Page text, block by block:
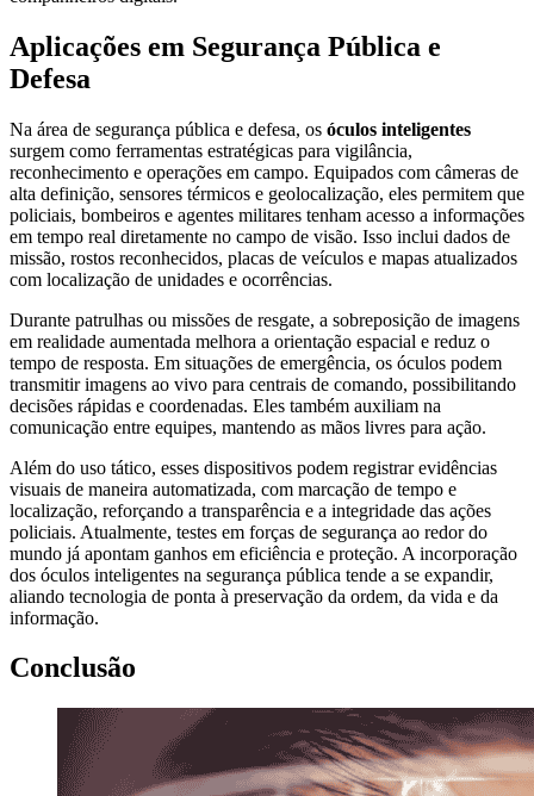
Aplicações em Segurança Pública e
Defesa
Na área de segurança pública e defesa, os óculos inteligentes
surgem como ferramentas estratégicas para vigilância,
reconhecimento e operações em campo. Equipados com câmeras de
alta definição, sensores térmicos e geolocalização, eles permitem que
policiais, bombeiros e agentes militares tenham acesso a informações
em tempo real diretamente no campo de visão. Isso inclui dados de
missão, rostos reconhecidos, placas de veículos e mapas atualizados
com localização de unidades e ocorrências.
Durante patrulhas ou missões de resgate, a sobreposição de imagens
em realidade aumentada melhora a orientação espacial e reduz o
tempo de resposta. Em situações de emergência, os óculos podem
transmitir imagens ao vivo para centrais de comando, possibilitando
decisões rápidas e coordenadas. Eles também auxiliam na
comunicação entre equipes, mantendo as mãos livres para ação.
Além do uso tático, esses dispositivos podem registrar evidências
visuais de maneira automatizada, com marcação de tempo e
localização, reforçando a transparência e a integridade das ações
policiais. Atualmente, testes em forças de segurança ao redor do
mundo já apontam ganhos em eficiência e proteção. A incorporação
dos óculos inteligentes na segurança pública tende a se expandir,
aliando tecnologia de ponta à preservação da ordem, da vida e da
informação.
Conclusão